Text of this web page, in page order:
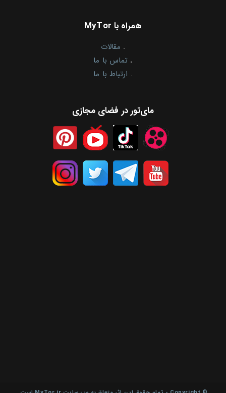
همراه با MyTor
. مقالات
. تماس با ما
. ارتباط با ما
مای‌تور در فضای مجازی